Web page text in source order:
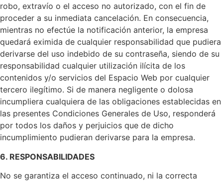
robo, extravío o el acceso no autorizado, con el fin de
proceder a su inmediata cancelación. En consecuencia,
mientras no efectúe la notificación anterior, la empresa
quedará eximida de cualquier responsabilidad que pudiera
derivarse del uso indebido de su contraseña, siendo de su
responsabilidad cualquier utilización ilícita de los
contenidos y/o servicios del Espacio Web por cualquier
tercero ilegítimo. Si de manera negligente o dolosa
incumpliera cualquiera de las obligaciones establecidas en
las presentes Condiciones Generales de Uso, responderá
por todos los daños y perjuicios que de dicho
incumplimiento pudieran derivarse para la empresa.
6. RESPONSABILIDADES
No se garantiza el acceso continuado, ni la correcta